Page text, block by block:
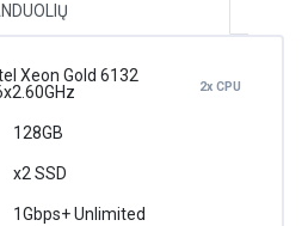
Xeon Gold 6132
2x CPU
128GB
x2 SSD
1Gbps+ Unlimited